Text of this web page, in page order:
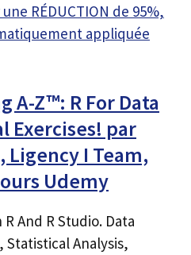
RÉDUCTION de 95%,
appliquée
A-Z™: R For Data
Exercises! par
I Team,
Udemy
And R Studio. Data
Statistical Analysis,